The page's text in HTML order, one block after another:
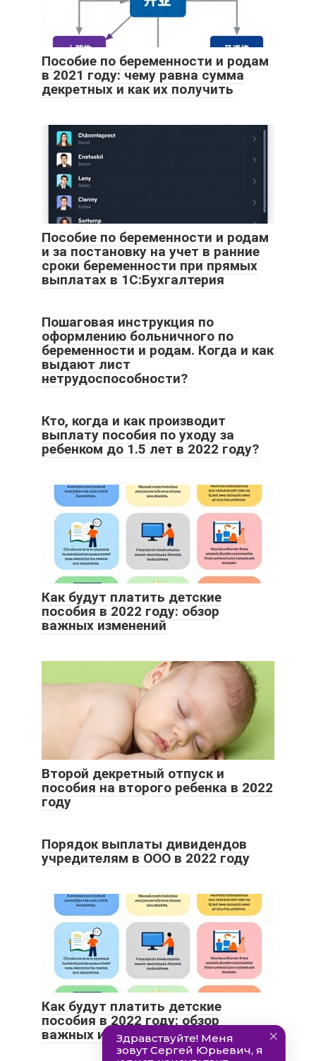
Пособие по беременности и родам
в 2021 году: чему равна сумма
декретных и как их получить
Пособие по беременности и родам
и за постановку на учет в ранние
сроки беременности при прямых
выплатах в 1С:Бухгалтерия
Пошаговая инструкция по
оформлению больничного по
беременности и родам. Когда и как
выдают лист
нетрудоспособности?
Кто, когда и как производит
выплату пособия по уходу за
ребенком до 1.5 лет в 2022 году?
Как будут платить детские
пособия в 2022 году: обзор
важных изменений
Второй декретный отпуск и
пособия на второго ребенка в 2022
году
Порядок выплаты дивидендов
учредителям в ООО в 2022 году
Как будут платить детские
пособия в 2022 году: обзор
важных изменений